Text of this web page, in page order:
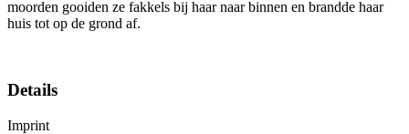
moorden gooiden ze fakkels bij haar naar binnen en brandde haar
huis tot op de grond af.
Details
Imprint